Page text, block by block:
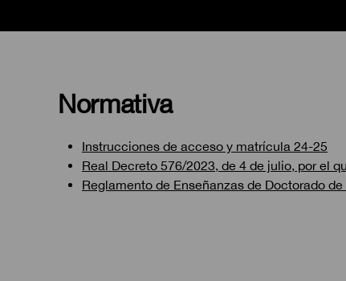
Normativa
Instrucciones de acceso y matrícula 24-25
Real Decreto 576/2023, de 4 de julio, por el
Reglamento de Enseñanzas de Doctorado